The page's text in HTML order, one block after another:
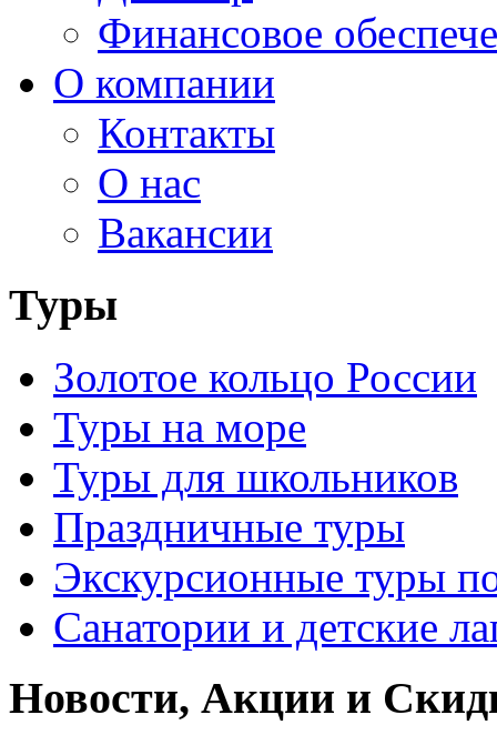
Финансовое
О компании
Контакты
О нас
Вакансии
Туры
Золотое кольцо России
Туры на море
Туры для школьников
Праздничные туры
Экскурсионные туры
Санатории и детские
Новости, Акции и